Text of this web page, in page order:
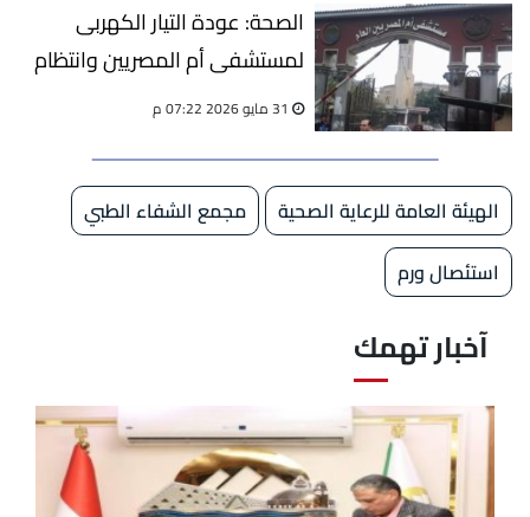
الصحة: عودة التيار الكهربى
لمستشفى أم المصريين وانتظام
الخدمة بجميع الأقسام
31 مايو 2026 07:22 م
الهيئة العامة للرعاية الصحية
مجمع الشفاء الطبي
استئصال ورم
آخبار تهمك